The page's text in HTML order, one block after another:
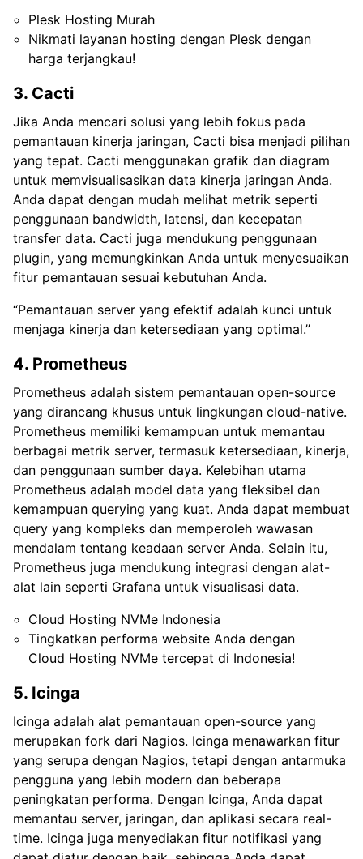
Plesk Hosting Murah
Nikmati layanan hosting dengan Plesk dengan
harga terjangkau!
3. Cacti
Jika Anda mencari solusi yang lebih fokus pada
pemantauan kinerja jaringan, Cacti bisa menjadi pilihan
yang tepat. Cacti menggunakan grafik dan diagram
untuk memvisualisasikan data kinerja jaringan Anda.
Anda dapat dengan mudah melihat metrik seperti
penggunaan bandwidth, latensi, dan kecepatan
transfer data. Cacti juga mendukung penggunaan
plugin, yang memungkinkan Anda untuk menyesuaikan
fitur pemantauan sesuai kebutuhan Anda.
“Pemantauan server yang efektif adalah kunci untuk
menjaga kinerja dan ketersediaan yang optimal.”
4. Prometheus
Prometheus adalah sistem pemantauan open-source
yang dirancang khusus untuk lingkungan cloud-native.
Prometheus memiliki kemampuan untuk memantau
berbagai metrik server, termasuk ketersediaan, kinerja,
dan penggunaan sumber daya. Kelebihan utama
Prometheus adalah model data yang fleksibel dan
kemampuan querying yang kuat. Anda dapat membuat
query yang kompleks dan memperoleh wawasan
mendalam tentang keadaan server Anda. Selain itu,
Prometheus juga mendukung integrasi dengan alat-
alat lain seperti Grafana untuk visualisasi data.
Cloud Hosting NVMe Indonesia
Tingkatkan performa website Anda dengan
Cloud Hosting NVMe tercepat di Indonesia!
5. Icinga
Icinga adalah alat pemantauan open-source yang
merupakan fork dari Nagios. Icinga menawarkan fitur
yang serupa dengan Nagios, tetapi dengan antarmuka
pengguna yang lebih modern dan beberapa
peningkatan performa. Dengan Icinga, Anda dapat
memantau server, jaringan, dan aplikasi secara real-
time. Icinga juga menyediakan fitur notifikasi yang